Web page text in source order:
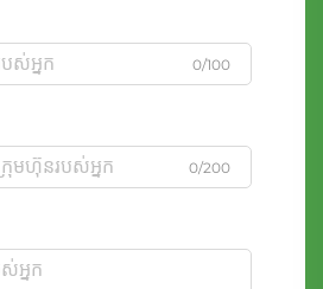
0/100
0/200